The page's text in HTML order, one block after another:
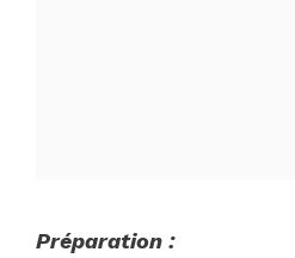
Préparation :